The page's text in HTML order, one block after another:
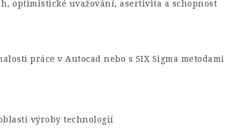
optimistické uvažování, asertivita a schopnost
práce v Autocad nebo s SIX Sigma metodami
výroby technologií